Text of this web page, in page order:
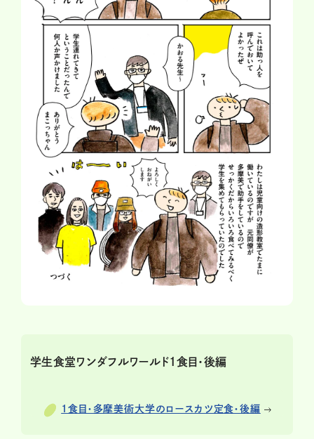
学生食堂ワンダフルワールド1食目・後編
1食目・多摩美術大学のロースカツ定食・後編